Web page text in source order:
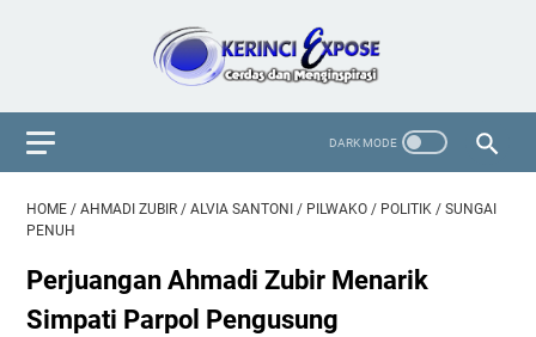
HOME / AHMADI ZUBIR / ALVIA SANTONI / PILWAKO / POLITIK / SUNGAI
PENUH
Perjuangan Ahmadi Zubir Menarik
Simpati Parpol Pengusung